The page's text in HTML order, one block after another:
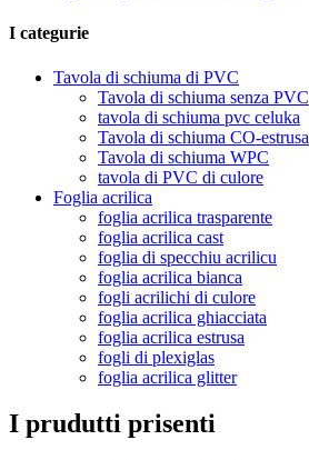
I categurie
Tavola di schiuma di PVC
Tavola di schiuma senza PVC
tavola di schiuma pvc celuka
Tavola di schiuma CO-estrusa
Tavola di schiuma WPC
tavola di PVC di culore
Foglia acrilica
foglia acrilica trasparente
foglia acrilica cast
foglia di specchiu acrilicu
foglia acrilica bianca
fogli acrilichi di culore
foglia acrilica ghiacciata
foglia acrilica estrusa
fogli di plexiglas
foglia acrilica glitter
I prudutti prisenti